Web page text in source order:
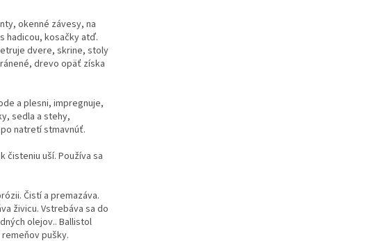
okenné závesy, na
hadicou, kosačky atď.
dvere, skrine, stoly
drevo opäť získa
a plesni, impregnuje,
sedla a stehy,
natretí stmavnúť.
čisteniu uší. Používa sa
Čistí a premazáva.
živicu. Vstrebáva sa do
olejov.. Ballistol
pušky.